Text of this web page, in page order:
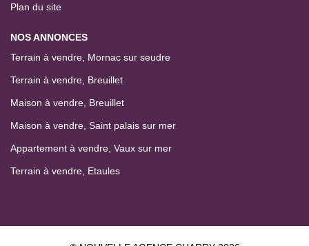
Plan du site
NOS ANNONCES
Terrain à vendre, Mornac sur seudre
Terrain à vendre, Breuillet
Maison à vendre, Breuillet
Maison à vendre, Saint palais sur mer
Appartement à vendre, Vaux sur mer
Terrain à vendre, Etaules